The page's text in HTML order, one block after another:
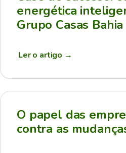
energética
Grupo Casas Bahia
Ler o artigo →
O papel das
contra as